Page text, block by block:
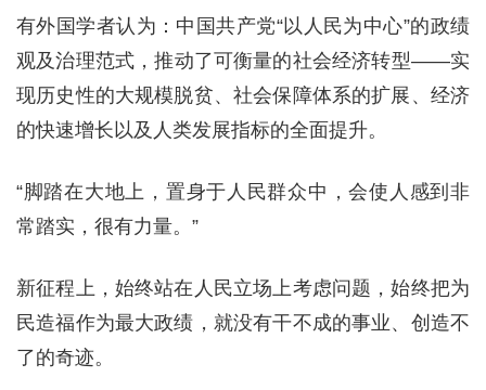
有外国学者认为：中国共产党“以人民为中心”的政绩
观及治理范式，推动了可衡量的社会经济转型——实
现历史性的大规模脱贫、社会保障体系的扩展、经济
的快速增长以及人类发展指标的全面提升。
“脚踏在大地上，置身于人民群众中，会使人感到非
常踏实，很有力量。”
新征程上，始终站在人民立场上考虑问题，始终把为
民造福作为最大政绩，就没有干不成的事业、创造不
了的奇迹。